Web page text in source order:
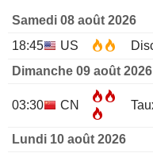
Samedi 08 août 2026
18:45
US
Dimanche 09 août 2026
03:30 CN
Lundi 10 août 2026